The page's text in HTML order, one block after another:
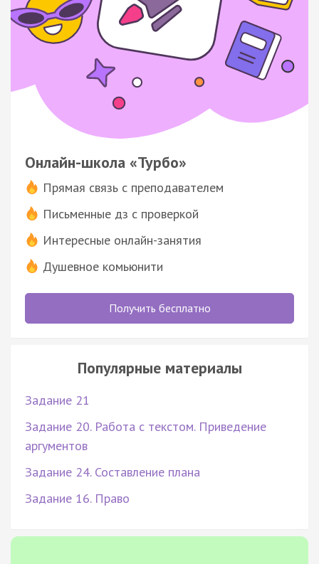
Онлайн-школа «Турбо»
Прямая связь с преподавателем
Письменные дз с проверкой
Интересные онлайн-занятия
Душевное комьюнити
Получить бесплатно
Популярные материалы
Задание 21
Задание 20. Работа с текстом. Приведение
аргументов
Задание 24. Составление плана
Задание 16. Право